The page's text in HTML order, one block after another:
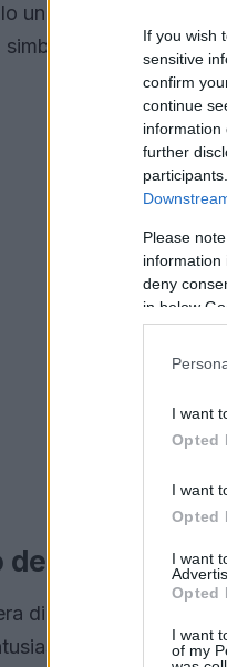
If you wish
sensitive
confirm
continue
information
further
Please
information
deny
in below
I want
Opted
I want
Opted
I want
Opted
I want
of my
un pezzo di moda,
di
del vulva dress
di Gillian Anderson,
Il vestito,